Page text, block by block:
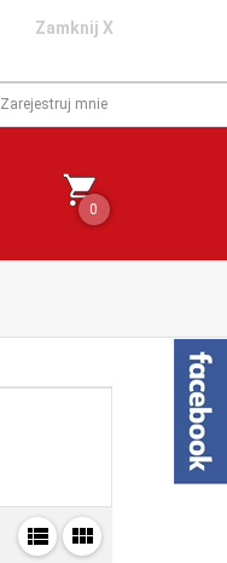
Zamknij X
Zarejestruj mnie
0